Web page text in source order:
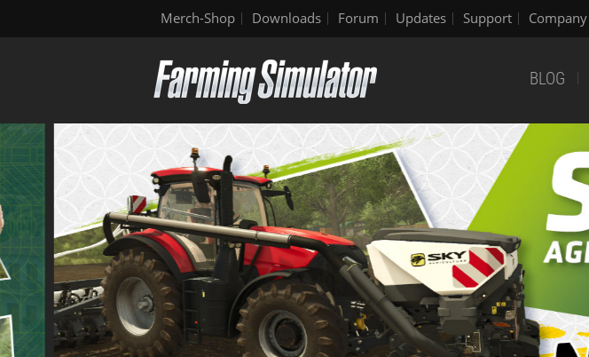
Merch-Shop Downloads Forum Updates Support Company
BLOG